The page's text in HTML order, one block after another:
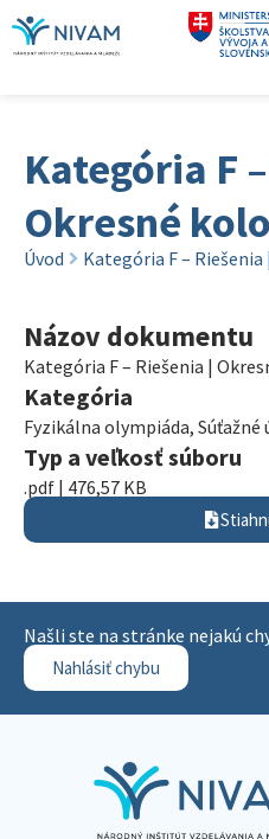
Kategória F
Okresné
Úvod Kategória F –
Názov dokumentu
Kategória F – Riešenia |
Kategória
Fyzikálna olympiáda, Súťažné
Typ a veľkosť súboru
.pdf | 476,57 KB
Našli ste na stránke nejakú
Nahlásiť chybu